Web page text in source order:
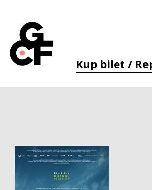
Kup bilet /